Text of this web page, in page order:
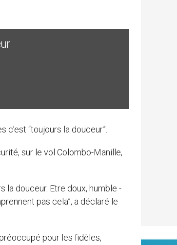
“toujours la douceur”.
sur le vol Colombo-Manille,
la douceur. Etre doux, humble -
pas cela”, a déclaré le
pour les fidèles,